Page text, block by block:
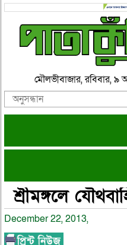
মৌলভীবাজার, রবিবার,
শ্রীমঙ্গলে
December 22, 2013,